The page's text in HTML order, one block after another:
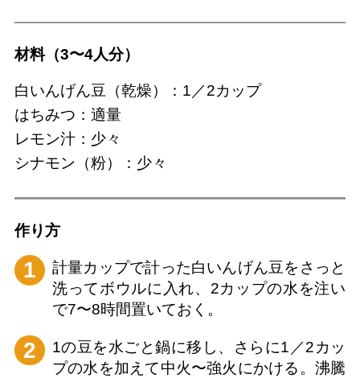
材料（3〜4人分）
白いんげん豆（乾燥）：1／2カップ
はちみつ：適量
レモン汁：少々
シナモン（粉）：少々
作り⽅
1
計量カップで計った白いんげん豆をさっと
洗ってボウルに入れ、2カップの水を注い
で7〜8時間置いておく。
2
1の豆を水ごと鍋に移し、さらに1／2カッ
プの水を加えて中火〜強火にかける。沸騰